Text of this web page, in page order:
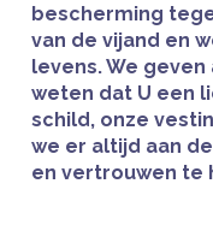
bescherming
van de vijand en
levens. We
weten dat U een
schild, onze
we er altijd aan
en vertrouwen te